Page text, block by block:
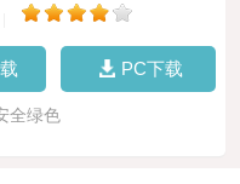
PC下载
全绿色